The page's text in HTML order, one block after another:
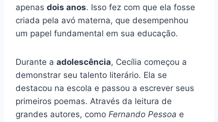
apenas dois anos. Isso fez com que ela fosse
criada pela avó materna, que desempenhou
um papel fundamental em sua educação.
Durante a adolescência, Cecília começou a
demonstrar seu talento literário. Ela se
destacou na escola e passou a escrever seus
primeiros poemas. Através da leitura de
grandes autores, como Fernando Pessoa e